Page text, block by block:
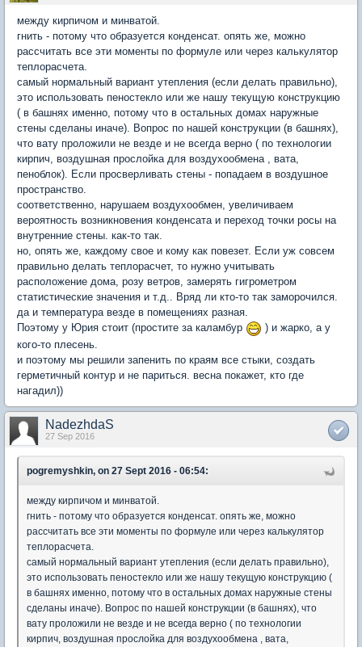
между кирпичом и минватой.
гнить - потому что образуется конденсат. опять же, можно
рассчитать все эти моменты по формуле или через калькулятор
теплорасчета.
самый нормальный вариант утепления (если делать правильно),
это использовать пеностекло или же нашу текущую конструкцию
( в башнях именно, потому что в остальных домах наружные
стены сделаны иначе). Вопрос по нашей конструкции (в башнях),
что вату проложили не везде и не всегда верно ( по технологии
кирпич, воздушная прослойка для воздухообмена , вата,
пеноблок). Если просверливать стены - попадаем в воздушное
пространство.
соответственно, нарушаем воздухообмен, увеличиваем
вероятность возникновения конденсата и переход точки росы на
внутренние стены. как-то так.
но, опять же, каждому свое и кому как повезет. Если уж совсем
правильно делать теплорасчет, то нужно учитывать
расположение дома, розу ветров, замерять гигрометром
статистические значения и т.д.. Вряд ли кто-то так заморочился.
да и температура везде в помещениях разная.
Поэтому у Юрия стоит (простите за каламбур
) и жарко, а у
кого-то плесень.
и поэтому мы решили запенить по краям все стыки, создать
герметичный контур и не париться. весна покажет, кто где
нагадил))
NadezhdaS
27 Sep 2016
pogremyshkin, on 27 Sept 2016 - 06:54:
между кирпичом и минватой.
гнить - потому что образуется конденсат. опять же, можно
рассчитать все эти моменты по формуле или через калькулятор
теплорасчета.
самый нормальный вариант утепления (если делать правильно),
это использовать пеностекло или же нашу текущую конструкцию (
в башнях именно, потому что в остальных домах наружные стены
сделаны иначе). Вопрос по нашей конструкции (в башнях), что
вату проложили не везде и не всегда верно ( по технологии
кирпич, воздушная прослойка для воздухообмена , вата,